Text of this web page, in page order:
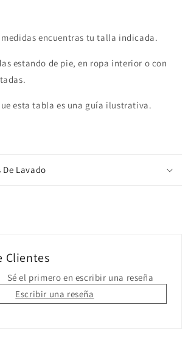
encuentras tu talla indicada.
estando de pie, en ropa interior o con
esta tabla es una guía ilustrativa.
Lavado
Clientes
Sé el primero en escribir una reseña
Escribir una reseña